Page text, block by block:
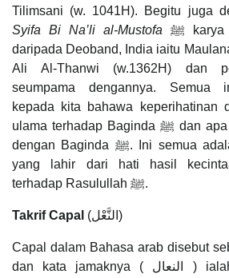
Tilimsani (w. 1041H). Begitu juga
Syifa Bi Na’li al-Mustofa
daripada Deoband, India iaitu
Ali Al-Thanwi (w.1362H) dan
seumpama dengannya. Semua
kepada kita bahawa keperihatinan
ulama terhadap Baginda ﷺ dan apa sahaja yang berkait
dengan Baginda ﷺ. Ini semua adalah kerana perasaan
yang lahir dari hati hasil
terhadap Rasulullah ﷺ.
Takrif Capal (النَّعْل)
Capal dalam Bahasa arab disebut
dan kata jamaknya ( النعال ) ialah kasut atau capal